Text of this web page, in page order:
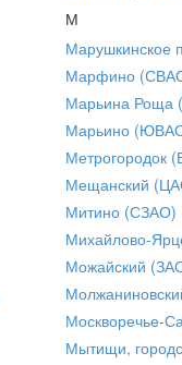
М
Марушкинское
Марфино
Марьина Роща
Марьино
Метрогородок
Мещанский
Митино (СЗАО)
Михайлово-
Можайский
Москворечье-
Мытищи,